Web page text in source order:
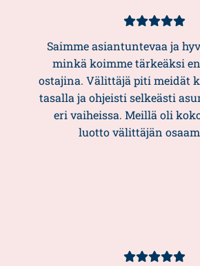
Kundbetyg
Saimme asiantuntevaa ja
minkä koimme tärkeäksi
ostajina. Välittäjä piti meidät
tasalla ja ohjeisti selkeästi
eri vaiheissa. Meillä oli
luotto välittäjän
Kundbetyg